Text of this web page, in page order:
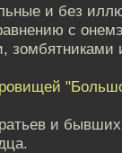
и без
с
зомбятниками
и бывших